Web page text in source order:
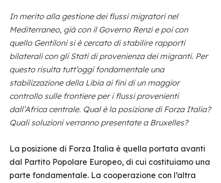
In merito alla gestione dei flussi migratori nel
Mediterraneo, già con il Governo Renzi e poi con
quello Gentiloni si è cercato di stabilire rapporti
bilaterali con gli Stati di provenienza dei migranti. Per
questo risulta tutt’oggi fondamentale una
stabilizzazione della Libia ai fini di un maggior
controllo sulle frontiere per i flussi provenienti
dall’Africa centrale. Qual è la posizione di Forza Italia?
Quali soluzioni verranno presentate a Bruxelles?
La posizione di Forza Italia è quella portata avanti
dal Partito Popolare Europeo, di cui costituiamo una
parte fondamentale. La cooperazione con l’altra